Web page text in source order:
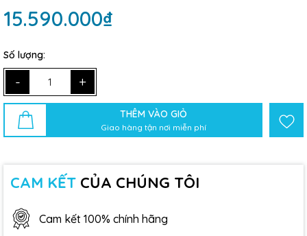
15.590.000₫
Số lượng:
- +
THÊM VÀO GIỎ
Giao hàng tận nơi miễn phí
CAM KẾT CỦA CHÚNG TÔI
Cam kết 100% chính hãng